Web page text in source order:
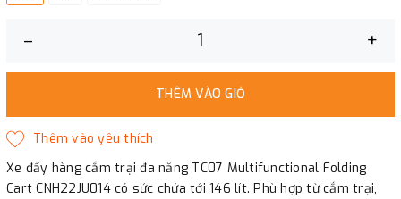
– +
THÊM VÀO GIỎ
Xe đẩy hàng cắm trại đa năng TC07 Multifunctional Folding
Cart CNH22JU014 có sức chứa tới 146 lít. Phù hợp từ cắm trại,